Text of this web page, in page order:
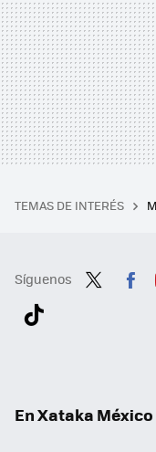
TEMAS DE INTERÉS
Síguenos
En Xataka